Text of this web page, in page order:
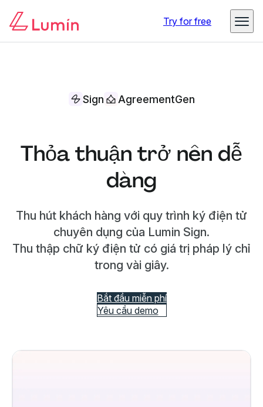
Try for free
Sign AgreementGen
Thỏa thuận trở nên dễ
dàng
Thu hút khách hàng với quy trình ký điện tử
chuyên dụng của Lumin Sign.
Thu thập chữ ký điện tử có giá trị pháp lý chỉ
trong vài giây.
Bắt đầu miễn phí
Yêu cầu demo